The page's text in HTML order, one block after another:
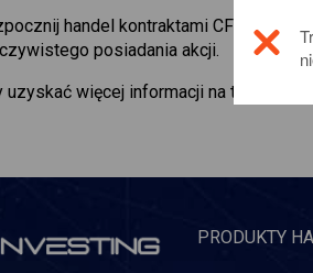
handel kontraktami CFD w
posiadania akcji.
uzyskać więcej informacji na temat
PRODUKTY